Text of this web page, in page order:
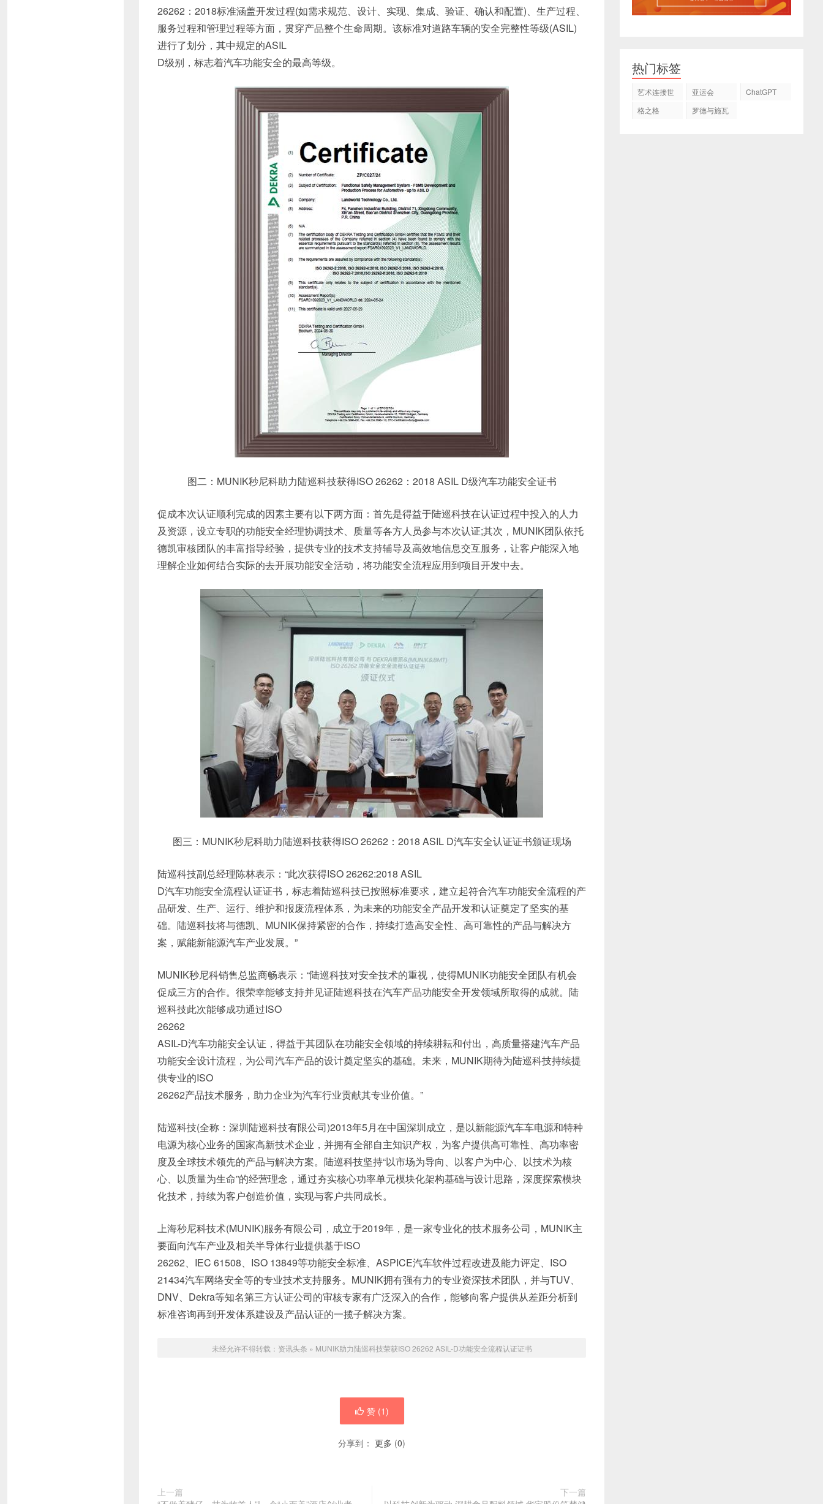
26262：2018标准涵盖开发过程(如需求规范、设计、实现、集成、验证、确认和配置)、生产过程、
服务过程和管理过程等方面，贯穿产品整个生命周期。该标准对道路车辆的安全完整性等级(ASIL)
进行了划分，其中规定的ASIL
D级别，标志着汽车功能安全的最高等级。
图二：MUNIK秒尼科助力陆巡科技获得ISO 26262：2018 ASIL D级汽车功能安全证书
促成本次认证顺利完成的因素主要有以下两方面：首先是得益于陆巡科技在认证过程中投入的人力
及资源，设立专职的功能安全经理协调技术、质量等各方人员参与本次认证;其次，MUNIK团队依托
德凯审核团队的丰富指导经验，提供专业的技术支持辅导及高效地信息交互服务，让客户能深入地
理解企业如何结合实际的去开展功能安全活动，将功能安全流程应用到项目开发中去。
图三：MUNIK秒尼科助力陆巡科技获得ISO 26262：2018 ASIL D汽车安全认证证书颁证现场
陆巡科技副总经理陈林表示：“此次获得ISO 26262:2018 ASIL
D汽车功能安全流程认证证书，标志着陆巡科技已按照标准要求，建立起符合汽车功能安全流程的产
品研发、生产、运行、维护和报废流程体系，为未来的功能安全产品开发和认证奠定了坚实的基
础。陆巡科技将与德凯、MUNIK保持紧密的合作，持续打造高安全性、高可靠性的产品与解决方
案，赋能新能源汽车产业发展。”
MUNIK秒尼科销售总监商畅表示：“陆巡科技对安全技术的重视，使得MUNIK功能安全团队有机会
促成三方的合作。很荣幸能够支持并见证陆巡科技在汽车产品功能安全开发领域所取得的成就。陆
巡科技此次能够成功通过ISO
26262
ASIL-D汽车功能安全认证，得益于其团队在功能安全领域的持续耕耘和付出，高质量搭建汽车产品
功能安全设计流程，为公司汽车产品的设计奠定坚实的基础。未来，MUNIK期待为陆巡科技持续提
供专业的ISO
26262产品技术服务，助力企业为汽车行业贡献其专业价值。”
陆巡科技(全称：深圳陆巡科技有限公司)2013年5月在中国深圳成立，是以新能源汽车车电源和特种
电源为核心业务的国家高新技术企业，并拥有全部自主知识产权，为客户提供高可靠性、高功率密
度及全球技术领先的产品与解决方案。陆巡科技坚持“以市场为导向、以客户为中心、以技术为核
心、以质量为生命”的经营理念，通过夯实核心功率单元模块化架构基础与设计思路，深度探索模块
化技术，持续为客户创造价值，实现与客户共同成长。
上海秒尼科技术(MUNIK)服务有限公司，成立于2019年，是一家专业化的技术服务公司，MUNIK主
要面向汽车产业及相关半导体行业提供基于ISO
26262、IEC 61508、ISO 13849等功能安全标准、ASPICE汽车软件过程改进及能力评定、ISO
21434汽车网络安全等的专业技术支持服务。MUNIK拥有强有力的专业资深技术团队，并与TUV、
DNV、Dekra等知名第三方认证公司的审核专家有广泛深入的合作，能够向客户提供从差距分析到
标准咨询再到开发体系建设及产品认证的一揽子解决方案。
未经允许不得转载： 资讯头条 » MUNIK助力陆巡科技荣获ISO 26262 ASIL-D功能安全流程认证证书
赞 (1)
分享到： 更多 (0)
上一篇
下一篇
热门标签
艺术连接世
亚运会
ChatGPT
格之格
罗德与施瓦